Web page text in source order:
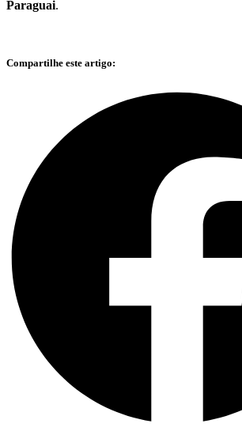
Paraguai.
Compartilhe este artigo: